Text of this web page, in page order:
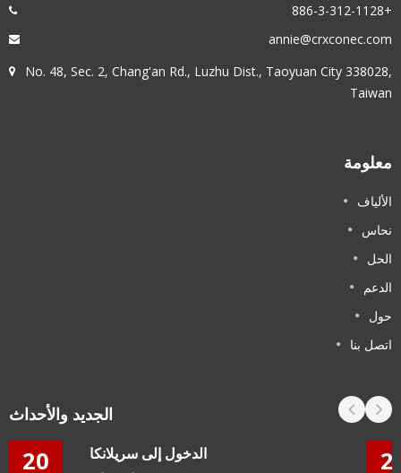
+886-3-312-1128
annie@crxconec.com
No. 48, Sec. 2, Chang'an Rd., Luzhu Dist., Taoyuan City 338028,
Taiwan
معلومة
الألياف
نحاس
الحل
الدعم
حول
اتصل بنا
الجديد والأحداث
20 الدخول إلى سريلانكا